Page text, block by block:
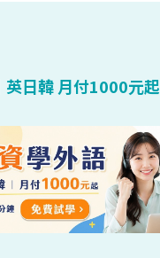
英日韓 月付1000元起